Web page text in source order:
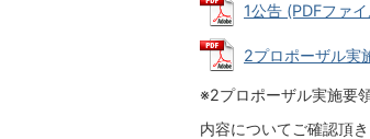
1公告 (PDFファ
2プロポーザル実
※2プロポーザル実施要
内容についてご確認頂